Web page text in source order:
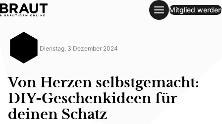
Von Herzen selbstgemacht: DIY-Geschenkideen für deinen
Mitglied werden
Dienstag, 3 Dezember 2024
Von Herzen selbstgemacht:
DIY-Geschenkideen für
deinen Schatz